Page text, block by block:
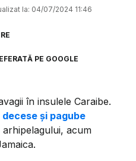
la: 04/07/2024 11:46
PE GOOGLE
în insulele Caraibe.
și pagube
acum